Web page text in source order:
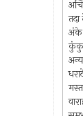
तदा
अंके